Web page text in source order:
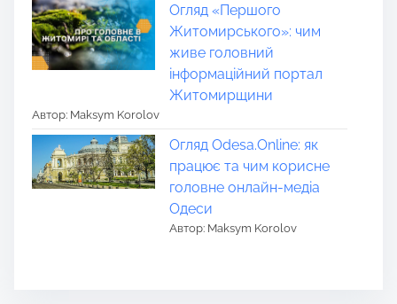
Огляд «Першого
Житомирського»: чим
живе головний
інформаційний портал
Житомирщини
Автор: Maksym Korolov
Огляд Odesa.Online: як
працює та чим корисне
головне онлайн-медіа
Одеси
Автор: Maksym Korolov